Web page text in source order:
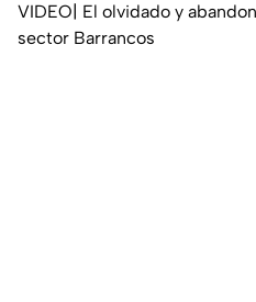
VIDEO| El olvidado y
sector Barrancos